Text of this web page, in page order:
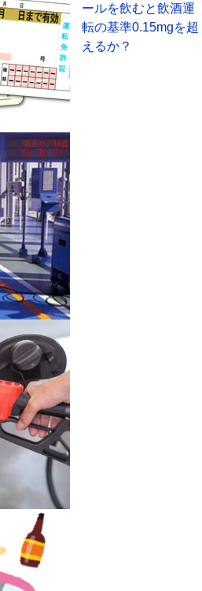
ールを飲むと飲酒運
転の基準0.15mgを超
えるか？